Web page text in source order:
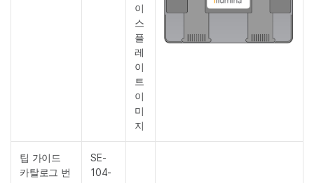
이
스
플
레
이
트
이
미
지
팁 가이드
카탈로그 번
SE-
104-